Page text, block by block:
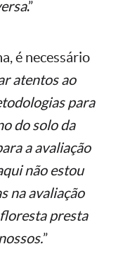
.”
é necessário
atentos ao
para
do solo da
a avaliação
não estou
na avaliação
presta
”